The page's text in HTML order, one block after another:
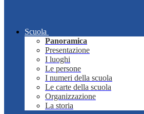
Scuola
Panoramica
Presentazione
I luoghi
Le persone
I numeri della scuola
Le carte della scuola
Organizzazione
La storia